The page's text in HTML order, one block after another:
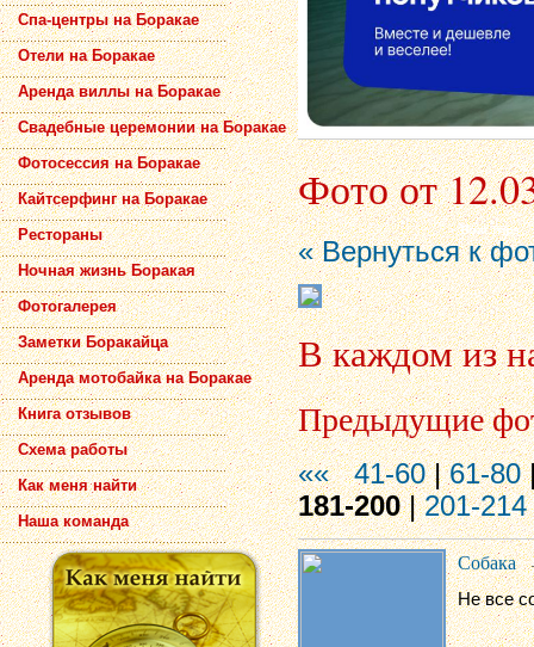
Спа-центры на Боракае
Отели на Боракае
Аренда виллы на Боракае
Свадебные церемонии на Боракае
Фотосессия на Боракае
Кайтсерфинг на Боракае
Рестораны
Ночная жизнь Боракая
Фотогалерея
Заметки Боракайца
Аренда мотобайка на Боракае
Книга отзывов
Схема работы
Как меня найти
Наша команда
Фото от
« Вернуться к
В каждом из
Предыдущие
«« 41-60|61-80
181-200|201-214
Собака
Не все